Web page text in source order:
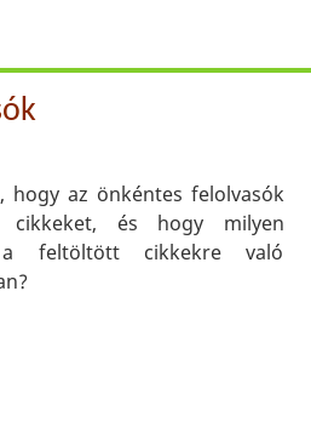
hogy az önkéntes felolvasók
cikkeket, és hogy milyen
a feltöltött cikkekre való